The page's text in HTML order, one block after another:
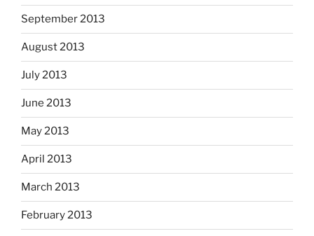
September 2013
August 2013
July 2013
June 2013
May 2013
April 2013
March 2013
February 2013